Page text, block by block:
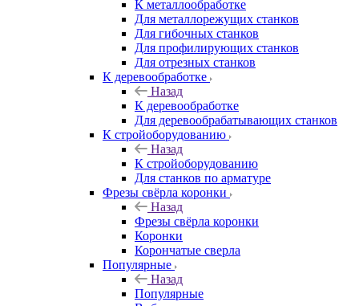
К металлообработке
Для металлорежущих станков
Для гибочных станков
Для профилирующих станков
Для отрезных станков
К деревообработке
Назад
К деревообработке
Для деревообрабатывающих станков
К стройоборудованию
Назад
К стройоборудованию
Для станков по арматуре
Фрезы свёрла коронки
Назад
Фрезы свёрла коронки
Коронки
Корончатые сверла
Популярные
Назад
Популярные